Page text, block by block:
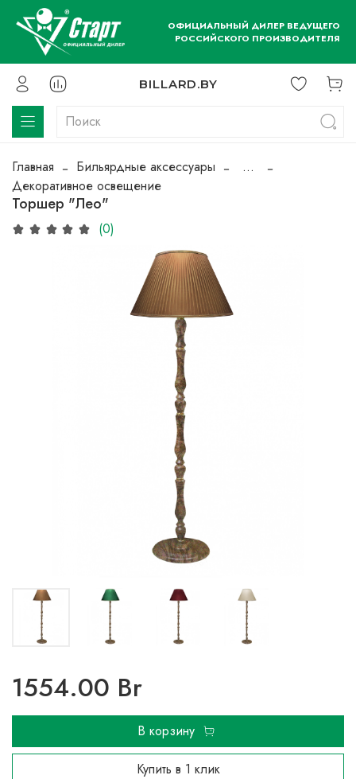
ОФИЦИАЛЬНЫЙ ДИЛЕР ВЕДУЩЕГО
РОССИЙСКОГО ПРОИЗВОДИТЕЛЯ
BILLARD.BY
Главная Бильярдные аксессуары
...
Декоративное освещение
Торшер "Лео"
(0)
1554.00 Br
В корзину
Купить в 1 клик